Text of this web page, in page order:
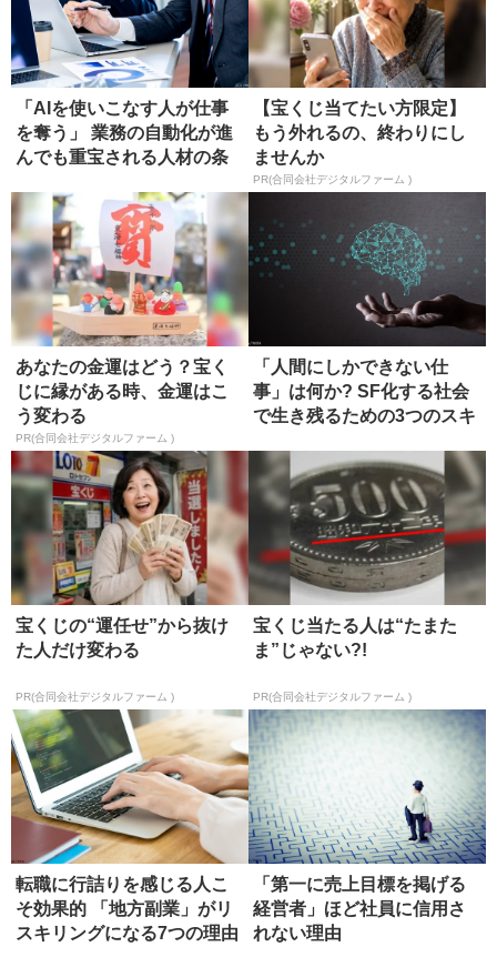
「AIを使いこなす人が仕事
を奪う」 業務の自動化が進
んでも重宝される人材の条
【宝くじ当てたい方限定】
もう外れるの、終わりにし
ませんか
PR(合同会社デジタルファーム )
あなたの金運はどう？宝く
じに縁がある時、金運はこ
う変わる
PR(合同会社デジタルファーム )
「人間にしかできない仕
事」は何か? SF化する社会
で生き残るための3つのスキ
宝くじの“運任せ”から抜け
た人だけ変わる
PR(合同会社デジタルファーム )
宝くじ当たる人は“たまた
ま”じゃない?!
PR(合同会社デジタルファーム )
転職に行詰りを感じる人こ
そ効果的 「地方副業」がリ
スキリングになる7つの理由
「第一に売上目標を掲げる
経営者」ほど社員に信用さ
れない理由